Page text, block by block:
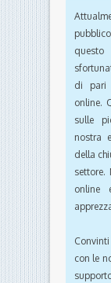
di pari
online.
sulle
nostra
della
settore.
online
con le